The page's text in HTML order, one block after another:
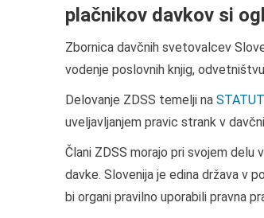
plačnikov davkov si
Zbornica davčnih svetovalcev
vodenje poslovnih knjig,
Delovanje ZDSS temelji na
uveljavljanjem pravic strank v
Člani ZDSS morajo pri svojem
davke. Slovenija je edina država v
bi organi pravilno uporabili pravna